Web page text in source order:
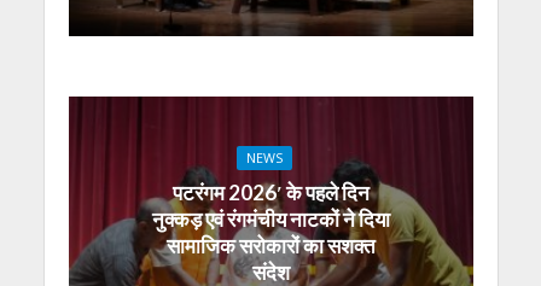
NEWS
पटरंगम 2026′ के पहले दिन
नुक्कड़ एवं रंगमंचीय नाटकों ने दिया
सामाजिक सरोकारों का सशक्त
संदेश